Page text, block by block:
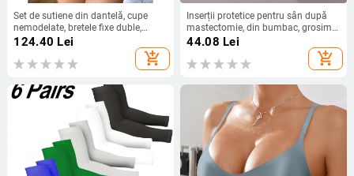
Set de sutiene din dantelă, cupe
nemodelate, bretele fixe duble,
închidere la spate cu două rânduri
de catarame, funcție de strângere
124.40 Lei
add_shopping_cart
Inserții protetice pentru sân după
mastectomie, din bumbac, grosime
pronunțată, respirabile, invizibile
44.08 Lei
add_shopping_cart